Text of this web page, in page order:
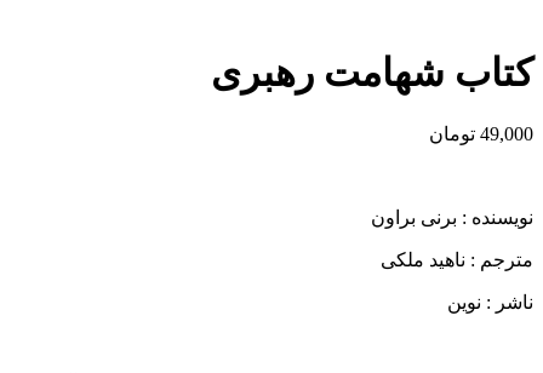
کتاب شهامت رهبری
49,000 تومان
نویسنده : برنی براون
مترجم : ناهید ملکی
ناشر : نوین